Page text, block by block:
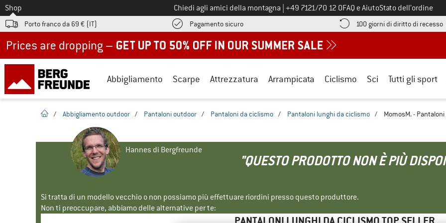
Allo
Shop Chiedi agli amici della montagna Chiamaci al numero
+49 7121/70 12 0FAQ e AiutoStato dell’ordine
Porto franco da 69 € (IT) Pagamento sicuroQui trovi le informazioni di pagamento! Si apre in una casella
100 giorni di diritto di recesso
Abbigliamento Scarpe Attrezzatura Arrampicata Ciclismo Sci Tutti gli sport
pagina iniziale
/ Abbigliamento outdoor / Pantaloni outdoor / Pantaloni da ciclismo / Pantaloni lunghi da ciclismo / MomosM. -
Hannes di Bergfreunde
"QUESTO PRODOTTO NON È PIÙ
Si tratta di un modello vecchio o non possiamo più effettuare riordini presso questo produttore.
Non ti preoccupare, abbiamo delle alternative per te: